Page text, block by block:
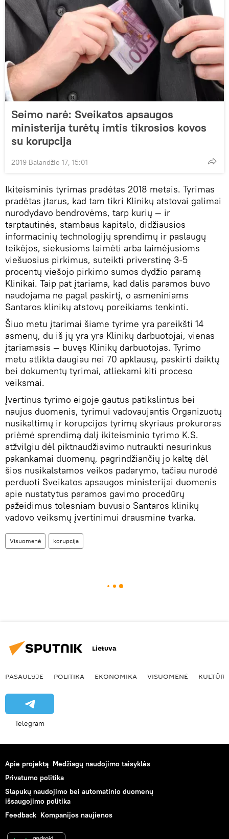
Seimo narė: Sveikatos apsaugos
ministerija turėtų imtis tikrosios kovos
su korupcija
2019 Balandžio 17, 15:01
Ikiteisminis tyrimas pradėtas 2018 metais. Tyrimas
pradėtas įtarus, kad tam tikri Klinikų atstovai galimai
nurodydavo bendrovėms, tarp kurių — ir
tarptautinės, stambaus kapitalo, didžiausios
informacinių technologijų sprendimų ir paslaugų
teikėjos, siekusioms laimėti arba laimėjusioms
viešuosius pirkimus, suteikti priverstinę 3-5
procentų viešojo pirkimo sumos dydžio paramą
Klinikai. Taip pat įtariama, kad dalis paramos buvo
naudojama ne pagal paskirtį, o asmeniniams
Santaros klinikų atstovų poreikiams tenkinti.
Šiuo metu įtarimai šiame tyrime yra pareikšti 14
asmenų, du iš jų yra yra Klinikų darbuotojai, vienas
įtariamasis — buvęs Klinikų darbuotojas. Tyrimo
metu atlikta daugiau nei 70 apklausų, paskirti daiktų
bei dokumentų tyrimai, atliekami kiti proceso
veiksmai.
Įvertinus tyrimo eigoje gautus patikslintus bei
naujus duomenis, tyrimui vadovaujantis Organizuotų
nusikaltimų ir korupcijos tyrimų skyriaus prokuroras
priėmė sprendimą dalį ikiteisminio tyrimo K.S.
atžvilgiu dėl piktnaudžiavimo nutraukti nesurinkus
pakankamai duomenų, pagrindžiančių jo kaltę dėl
šios nusikalstamos veikos padarymo, tačiau nurodė
perduoti Sveikatos apsaugos ministerijai duomenis
apie nustatytus paramos gavimo procedūrų
pažeidimus tolesniam buvusio Santaros klinikų
vadovo veiksmų įvertinimui drausmine tvarka.
Visuomenė korupcija
Lietuva
PASAULYJE POLITIKA EKONOMIKA VISUOMENĖ KULTŪRA
Telegram
Apie projektą Medžiagų naudojimo taisyklės
Privatumo politika
Slapukų naudojimo bei automatinio duomenų
išsaugojimo politika
Feedback Kompanijos naujienos